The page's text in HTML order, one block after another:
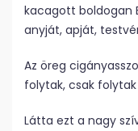
kacagott boldogan
anyját, apját,
Az öreg
folytak, csak
Látta ezt a nagy